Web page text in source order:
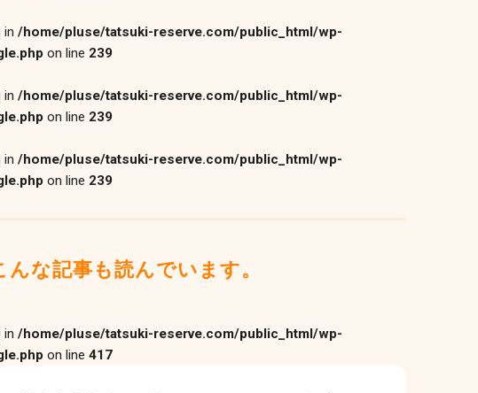
in /home/pluse/tatsuki-reserve.com/public_html/wp-
on line 239
in /home/pluse/tatsuki-reserve.com/public_html/wp-
on line 239
in /home/pluse/tatsuki-reserve.com/public_html/wp-
on line 239
な記事も読んでいます。
in /home/pluse/tatsuki-reserve.com/public_html/wp-
on line 417